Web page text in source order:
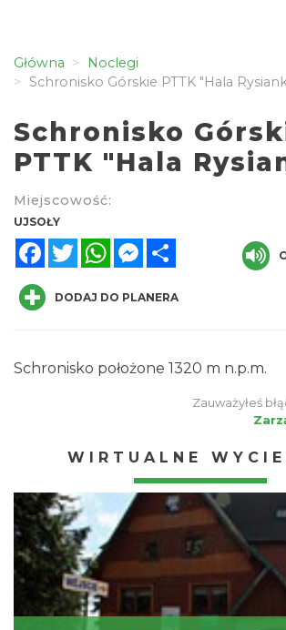
Główna
Noclegi
Schronisko Górskie PTTK "Hala
Schronisko
PTTK "Hala
Miejscowość:
UJSOŁY
FacebookTwitterWhatsAppMessenger
DODAJ DO PLANERA
Schronisko położone 1320 m n.p.m.
Zauważyłeś
WIRTUALNE